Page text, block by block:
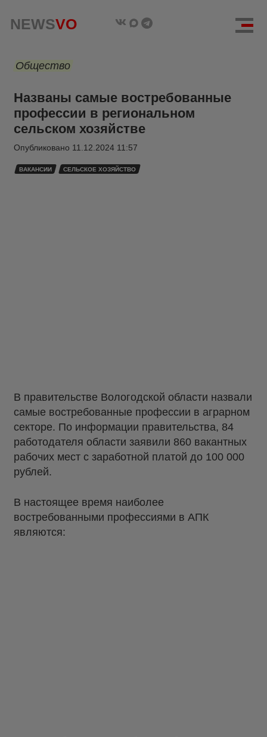
NEWSVO
Общество
Названы самые востребованные
профессии в региональном
сельском хозяйстве
Опубликовано 11.12.2024 11:57
ВАКАНСИИ СЕЛЬСКОЕ ХОЗЯЙСТВО
В правительстве Вологодской области назвали
самые востребованные профессии в аграрном
секторе. По информации правительства, 84
работодателя области заявили 860 вакантных
рабочих мест с заработной платой до 100 000
рублей.
В настоящее время наиболее
востребованными профессиями в АПК
являются: